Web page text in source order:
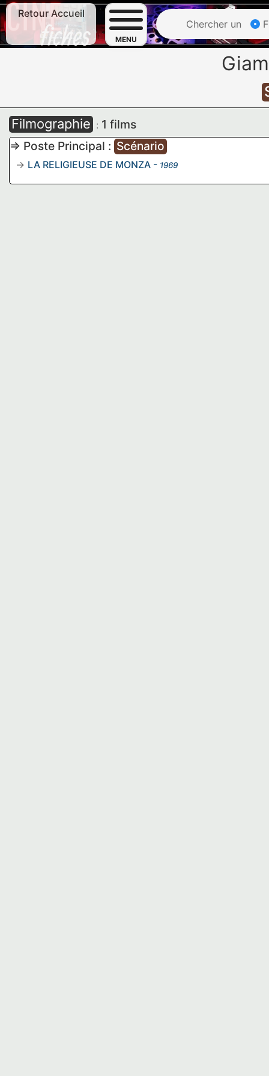
Retour Accueil
MENU
Chercher un
Filmographie : 1 films
=> Poste Principal : Scénario
LA RELIGIEUSE DE MONZA - 1969